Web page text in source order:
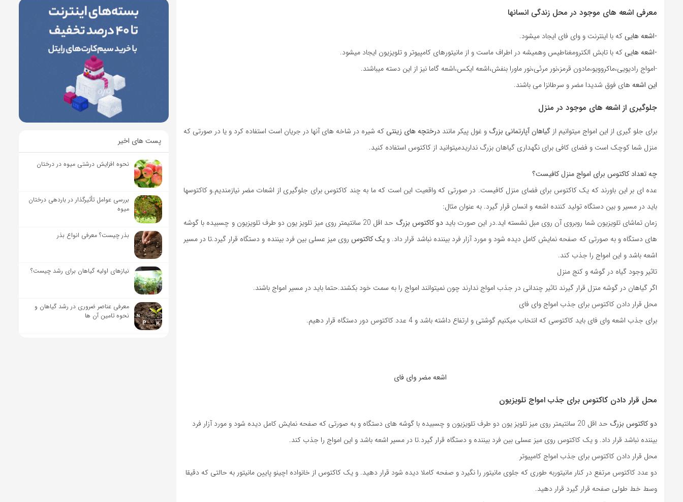
معرفی اشعه های موجود در محل زندگی انسانها
-اشعه هاییکه با اینترنت و وای فای ایجاد میشود.
-اشعه هاییکه با تابش الکترومغناطیس وهمیشه در اطراف ماست و از مانیتورهای کامپیوتر و تلویزیون ایجاد میشود.
-امواج رادیویی،ماکروویو،مادون قرمز،نور مرئی،نور ماورا بنفش،اشعه ایکس،اشعه گاما نیز از این دسته میباشند.
این اشعه های فوق شدیدا مضر و سرطانزا می باشند.
جلوگیری از اشعه های موجود در منزل
برای جلو گیری از این امواج میتوانیم از گیاهان آپارتمانی بزرگ و غول پیکر مانند درختچه های زینتیکه شیره در شاخه های آنها در جریان است استفاده کرد و یا در صورتی که
منزل شما کوچک است و فضای کافی برای نگهداری گیاهان بزرگ نداریدمیتوانید از کاکتوس استفاده کنید.
چه تعداد کاکتوس برای امواج منزل کافیست؟
عده ای بر این باورند که یک کاکتوس برای فضای منزل کافیست. در صورتی که واقعیت این است که ما به چند کاکتوس برای جلوگیری از اشعات مضر نیازمندیم.و کاکتوسها
باید در مسیر و بین دستگاه تولید کننده اشعه و انسان قرار گیرد. به عنوان مثال:
زمان تماشای تلویزیون شما روبروی آن روی مبل نشسته اید.در این صورت بایددو کاکتوس بزرگ
حد اقل 20 سانتیمتر روی میز تلویز یون دو طرف تلویزیون و چسبیده با گوشه
های دستگاه و به صورتی که صفحه نمایش کامل دیده شود و مورد آزار فرد بیننده نباشد قرار داد. و یک کاکتوسروی میز عسلی بین فرد بیننده و دستگاه قرار گیرد.تا در مسیر
اشعه باشد و این امواج را جذب کند.
تاثیر وجود گیاه در گوشه و کنج منزل
اگر گیاهان در گوشه منزل قرار گیرند تاثیر چندانی در جذب امواج ندارند چون نمیتوانند امواج را به سمت خود بکشند.حتما باید در مسیر امواج باشند.
محل قرار دادن کاکتوس برای جذب امواج وای فای
برای جذب اشعه وای فای باید کاکتوسی که انتخاب میکنیم گوشتی و ارتفاع داشته باشد و 4 عدد کاکتوس دور دستگاه قرار دهیم.
اشعه مضر وای فای
محل قرار دادن کاکتوس برای جذب امواج تلویزیون
دو کاکتوس بزرگ
حد اقل 20 سانتیمتر روی میز تلویز یون دو طرف تلویزیون و چسبیده با گوشه های دستگاه و به صورتی که صفحه نمایش کامل دیده شود و مورد آزار فرد
بیننده نباشد قرار داد. و یک کاکتوس روی میز عسلی بین فرد بیننده و دستگاه قرار گیرد.تا در مسیر اشعه باشد و این امواج را جذب کند.
محل قرار دادن کاکتوس برای جذب امواج کامپیوتر
دو عدد کاکتوس مرتفع در کنار مانیتوربه طوری که جلوی مانیتور را نگیرد و صفحه کاملا دیده شود قرار دهید. و یک کاکتوس از خانواده اچینو پایین مانیتور به حالتی که دقیقا
وسط خط طولی صفحه قرار گیرد قرار دهید.
پست های اخیر
نحوه افزایش درشتی میوه در درختان
بررسی عوامل تأثیرگذار در باردهی درختان
میوه
بذر چیست؟ معرفی انواع بذر
نیاز‌های اولیه گیاهان برای رشد چیست؟
معرفی عناصر ضروری در رشد گیاهان و
نحوه تامین آن ها